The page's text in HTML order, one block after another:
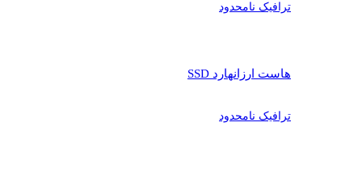
ترافیک نامحدود
هاست ارزانهارد SSD
ترافیک نامحدود